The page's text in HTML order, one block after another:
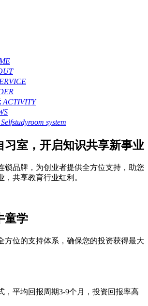
ACTIVITY
Selfstudyroom system
习室，开启知识共享新事业
锁品牌，为创业者提供全方位支持，助您
，共享教育行业红利。
童学
方位的支持体系，确保您的投资获得最大
，平均回报周期3-9个月，投资回报率高